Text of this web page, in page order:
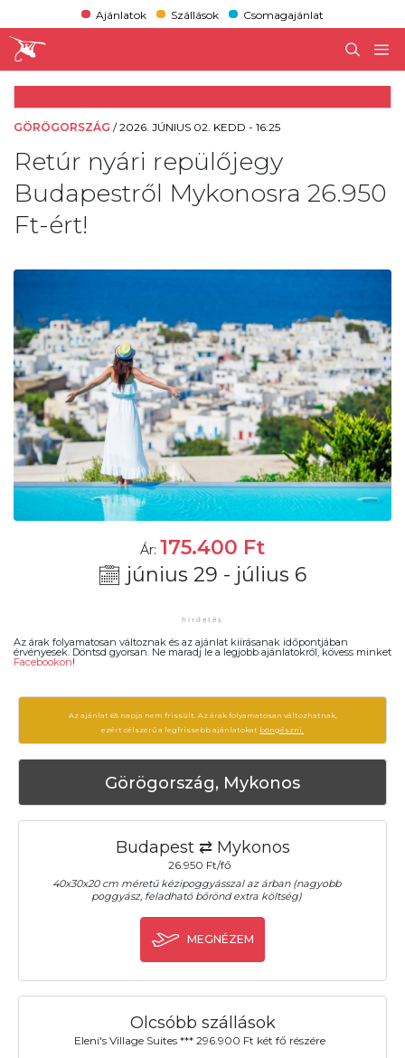
Ajánlatok Szállások Csomagajánlat
GÖRÖGORSZÁG /2026. JÚNIUS 02. KEDD - 16:25
Retúr nyári repülőjegy
Budapestről Mykonosra 26.950
Ft-ért!
Ár: 175.400 Ft
június 29 - július 6
Az árak folyamatosan változnak és az ajánlat kiírásanak időpontjában
érvényesek. Döntsd gyorsan. Ne maradj le a legjobb ajánlatokról, kövess minket
Facebookon!
Az ajánlat 65 napja nem frissült. Az árak folyamatosan változhatnak,
ezért célszerű a legfrissebb ajánlatokat böngészni.
Görögország, Mykonos
Budapest ⇄ Mykonos
26.950 Ft/fő
40x30x20 cm méretű kézipoggyásszal az árban (nagyobb
poggyász, feladható bőrönd extra költség)
MEGNÉZEM
Olcsóbb szállások
Eleni's Village Suites *** 296.900 Ft két fő részére